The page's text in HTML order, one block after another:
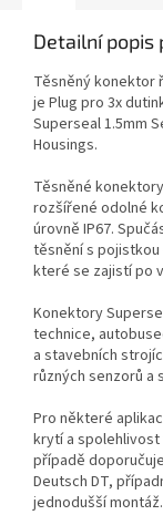
Detailní popis
Těsněný konektor
je Plug pro 3x
Superseal 1.5mm
Housings.
Těsněné
rozšířené odolné
úrovně IP67.
těsnění s pojistkou
které se zajistí po
Konektory
technice,
a stavebních
různých senzorů a
Pro některé
krytí a
případě
Deutsch DT,
jednodušší montáž.